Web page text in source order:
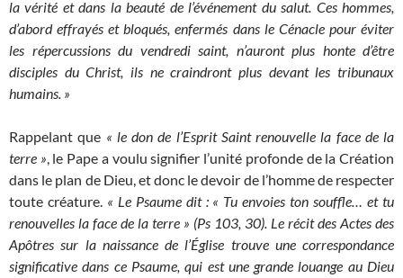
la vérité et dans la beauté de l’événement du salut. Ces hommes,
d’abord effrayés et bloqués, enfermés dans le Cénacle pour éviter
les répercussions du vendredi saint, n’auront plus honte d’être
disciples du Christ, ils ne craindront plus devant les tribunaux
humains. »
Rappelant que « le don de l’Esprit Saint renouvelle la face de la
terre », le Pape a voulu signifier l’unité profonde de la Création
dans le plan de Dieu, et donc le devoir de l’homme de respecter
toute créature. « Le Psaume dit : « Tu envoies ton souffle… et tu
renouvelles la face de la terre » (Ps 103, 30). Le récit des Actes des
Apôtres sur la naissance de l’Église trouve une correspondance
significative dans ce Psaume, qui est une grande louange au Dieu